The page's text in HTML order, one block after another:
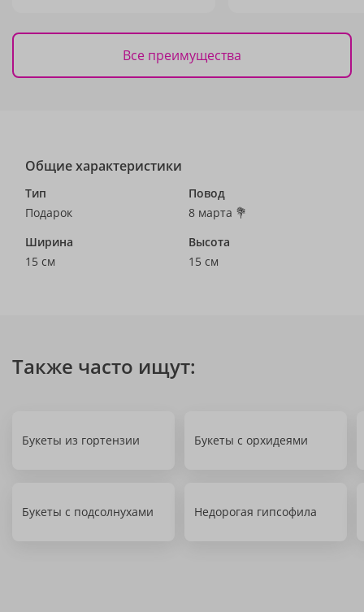
Все преимущества
Общие характеристики
Тип
Подарок
Повод
8 марта 💐
Ширина
15 см
Высота
15 см
Также часто ищут:
Букеты из гортензии Букеты с орхидеями
Букеты с подсолнухами Недорогая гипсофила